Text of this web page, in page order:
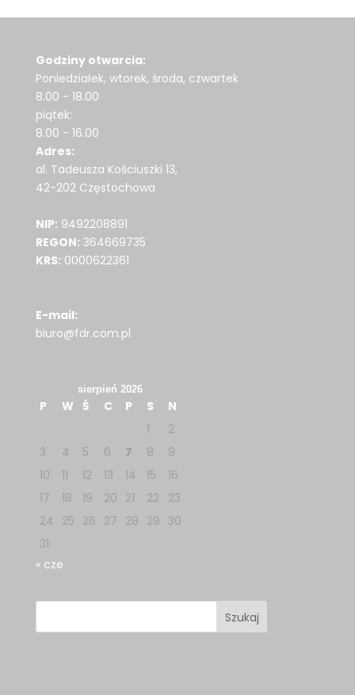
Godziny otwarcia:
Poniedziałek, wtorek, środa, czwartek
8.00 - 18.00
piątek:
8.00 - 16.00
Adres:
al. Tadeusza Kościuszki 13,
42-202 Częstochowa
NIP: 9492208891
REGON: 364669735
KRS: 0000622361
E-mail:
biuro@fdr.com.pl
sierpień 2026
P W Ś C P S
N
1
2
3
4 5 6 7 8
9
10
11 12 13 14 15
16
17
18 19 20 21 22
23
24 25 26 27 28 29 30
31
« cze